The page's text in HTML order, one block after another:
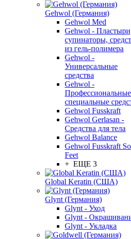
Gehwol (Германия)
Gehwol Med
Gehwol -
супинаторы,
из гель-полимера
Gehwol -
Универсальные
средства
Gehwol -
специальные
Gehwol Fusskraft
Gehwol Gerlasan -
Средства для тела
Gehwol Balance
Gehwol Fusskraft
Feet
+ ЕЩЕ 3
Global Keratin (США)
Glynt (Германия)
Glynt - Уход
Glynt -
Glynt - Укладка